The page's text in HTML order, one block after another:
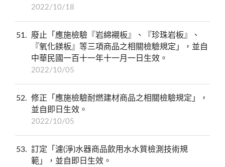
2022/10/18
51
廢止「應施檢驗『岩綿襯板』、『珍珠岩板』、
『氧化鎂板』等三項商品之相關檢驗規定」，並自
中華民國一百十一年十一月一日生效。
2022/10/05
52
修正「應施檢驗耐燃建材商品之相關檢驗規定」，
並自即日生效。
2022/10/05
53
訂定「濾(淨)水器商品飲用水水質檢測技術規
範」，並自即日生效。